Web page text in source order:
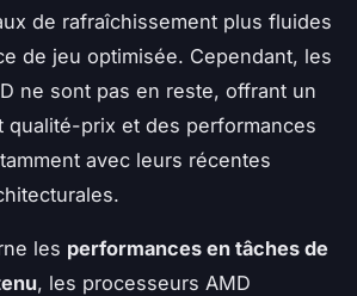
de rafraîchissement plus fluides
de jeu optimisée. Cependant, les
ne sont pas en reste, offrant un
qualité-prix et des performances
avec leurs récentes
les performances en tâches de
, les processeurs AMD